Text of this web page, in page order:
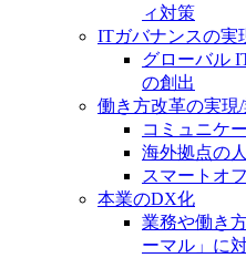
ィ対策
ITガバナンスの実
グローバル
の創出
働き方改革の実現
コミュニケ
海外拠点の
スマートオ
本業のDX化
業務や働き
ーマル」に